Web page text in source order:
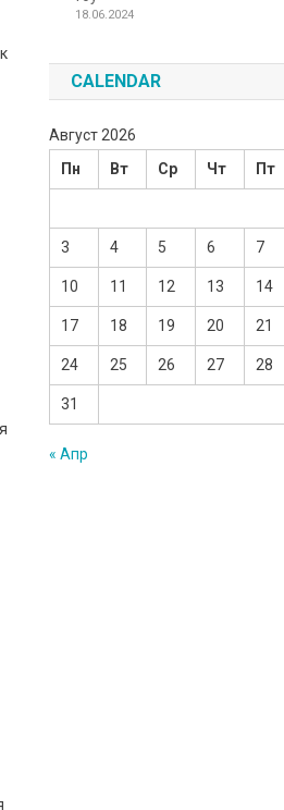
18.06.2024
CALENDAR
Август 2026
Пн
Вт Ср Чт Пт
3 4 5 6 7
10 11 12 13 14
17 18 19 20 21
24 25 26 27 28
31
« Апр